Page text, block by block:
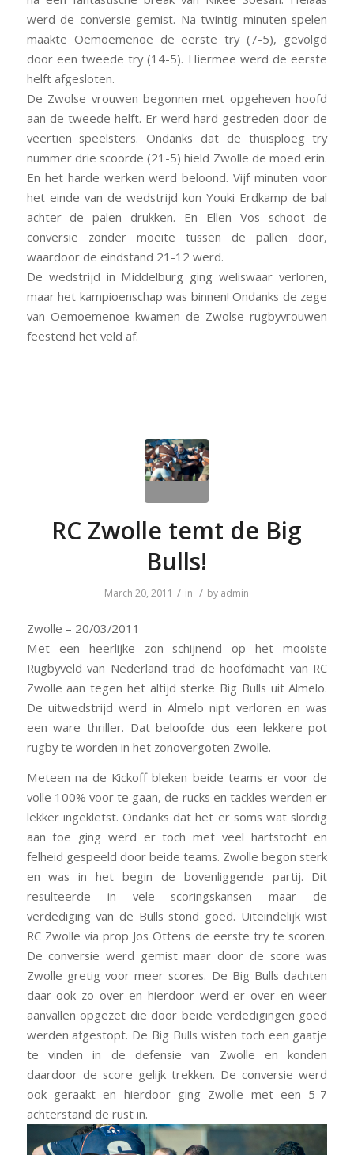
werd de conversie gemist. Na twintig minuten spelen
maakte Oemoemenoe de eerste try (7-5), gevolgd
door een tweede try (14-5). Hiermee werd de eerste
helft afgesloten.
De Zwolse vrouwen begonnen met opgeheven hoofd
aan de tweede helft. Er werd hard gestreden door de
veertien speelsters. Ondanks dat de thuisploeg try
nummer drie scoorde (21-5) hield Zwolle de moed erin.
En het harde werken werd beloond. Vijf minuten voor
het einde van de wedstrijd kon Youki Erdkamp de bal
achter de palen drukken. En Ellen Vos schoot de
conversie zonder moeite tussen de pallen door,
waardoor de eindstand 21-12 werd.
De wedstrijd in Middelburg ging weliswaar verloren,
maar het kampioenschap was binnen! Ondanks de zege
van Oemoemenoe kwamen de Zwolse rugbyvrouwen
feestend het veld af.
RC Zwolle temt de Big
Bulls!
March 20, 2011 / in / by admin
Zwolle – 20/03/2011
Met een heerlijke zon schijnend op het mooiste
Rugbyveld van Nederland trad de hoofdmacht van RC
Zwolle aan tegen het altijd sterke Big Bulls uit Almelo.
De uitwedstrijd werd in Almelo nipt verloren en was
een ware thriller. Dat beloofde dus een lekkere pot
rugby te worden in het zonovergoten Zwolle.
Meteen na de Kickoff bleken beide teams er voor de
volle 100% voor te gaan, de rucks en tackles werden er
lekker ingekletst. Ondanks dat het er soms wat slordig
aan toe ging werd er toch met veel hartstocht en
felheid gespeeld door beide teams. Zwolle begon sterk
en was in het begin de bovenliggende partij. Dit
resulteerde in vele scoringskansen maar de
verdediging van de Bulls stond goed. Uiteindelijk wist
RC Zwolle via prop Jos Ottens de eerste try te scoren.
De conversie werd gemist maar door de score was
Zwolle gretig voor meer scores. De Big Bulls dachten
daar ook zo over en hierdoor werd er over en weer
aanvallen opgezet die door beide verdedigingen goed
werden afgestopt. De Big Bulls wisten toch een gaatje
te vinden in de defensie van Zwolle en konden
daardoor de score gelijk trekken. De conversie werd
ook geraakt en hierdoor ging Zwolle met een 5-7
achterstand de rust in.